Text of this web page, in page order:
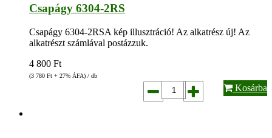
Csapágy 6304-2RS
Csapágy 6304-2RSA kép illusztráció! Az alkatrész új! Az
alkatrészt számlával postázzuk.
4 800 Ft
(3 780 Ft + 27% ÁFA) / db
Kosárba